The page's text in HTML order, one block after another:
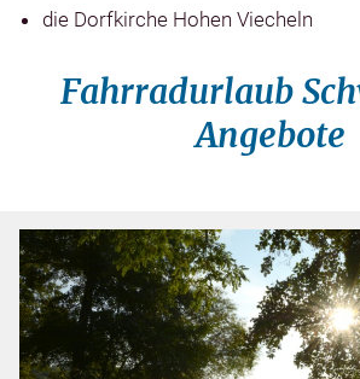
die Dorfkirche Hohen Viecheln
Fahrradurlaub
Angebote